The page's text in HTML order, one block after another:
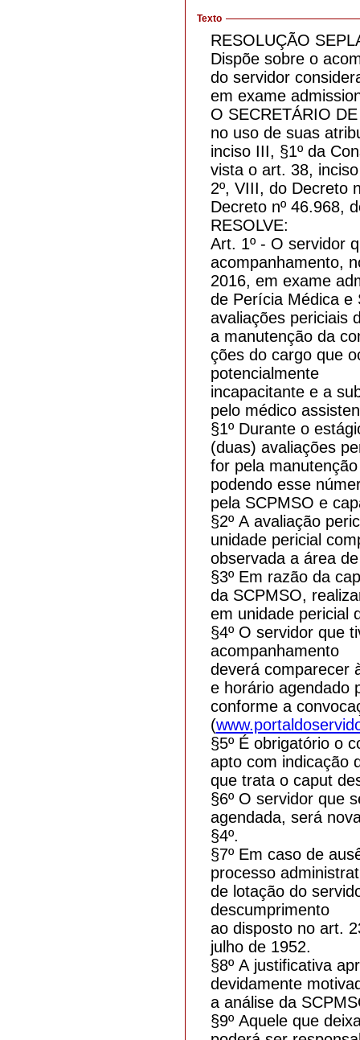
Texto
RESOLUÇÃO
Dispõe sobre o
do servidor
em exame
O SECRETÁRIO
no uso de suas
inciso III, §1º da
vista o art. 38,
2º, VIII, do Decreto
Decreto nº 46.968,
RESOLVE:
Art. 1º - O servidor
acompanhamento,
2016, em exame
de Perícia Médica e
avaliações periciais
a manutenção da
ções do cargo que
potencialmente
incapacitante e a
pelo médico
§1º Durante o
(duas) avaliações
for pela
podendo esse
pela SCPMSO e
§2º A avaliação
unidade pericial
observada a área
§3º Em razão da
da SCPMSO,
em unidade pericial
§4º O servidor que
acompanhamento
deverá comparecer
e horário agendado
conforme a
(
§5º É obrigatório o
apto com indicação
que trata o caput
§6º O servidor que
agendada, será
§4º.
§7º Em caso de
processo
de lotação do
descumprimento
ao disposto no art.
julho de 1952.
§8º A justificativa
devidamente
a análise da
§9º Aquele que